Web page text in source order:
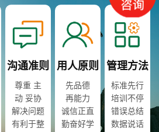
沟通准则
尊重 主
动 妥协
解决问题
有利于整
用人原则
先品德
再能力
诚信正直
勤奋好学
管理方法
标准先行
培训不停
错误总结
数据说话